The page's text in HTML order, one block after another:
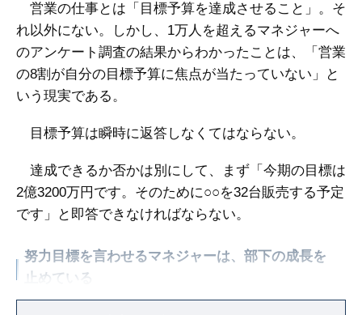
営業の仕事とは「目標予算を達成させること」。そ
れ以外にない。しかし、1万人を超えるマネジャーへ
のアンケート調査の結果からわかったことは、「営業
の8割が自分の目標予算に焦点が当たっていない」と
いう現実である。
目標予算は瞬時に返答しなくてはならない。
達成できるか否かは別にして、まず「今期の目標は
2億3200万円です。そのために○○を32台販売する予定
です」と即答できなければならない。
努力目標を言わせるマネジャーは、部下の成長を
止めている